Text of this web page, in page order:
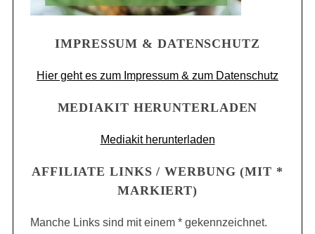
IMPRESSUM & DATENSCHUTZ
Hier geht es zum Impressum & zum Datenschutz
MEDIAKIT HERUNTERLADEN
Mediakit herunterladen
AFFILIATE LINKS / WERBUNG (MIT *
MARKIERT)
Manche Links sind mit einem * gekennzeichnet.